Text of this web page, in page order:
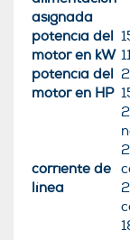
asignada
potencia del
motor en kW
potencia del
motor en HP
corriente de
línea